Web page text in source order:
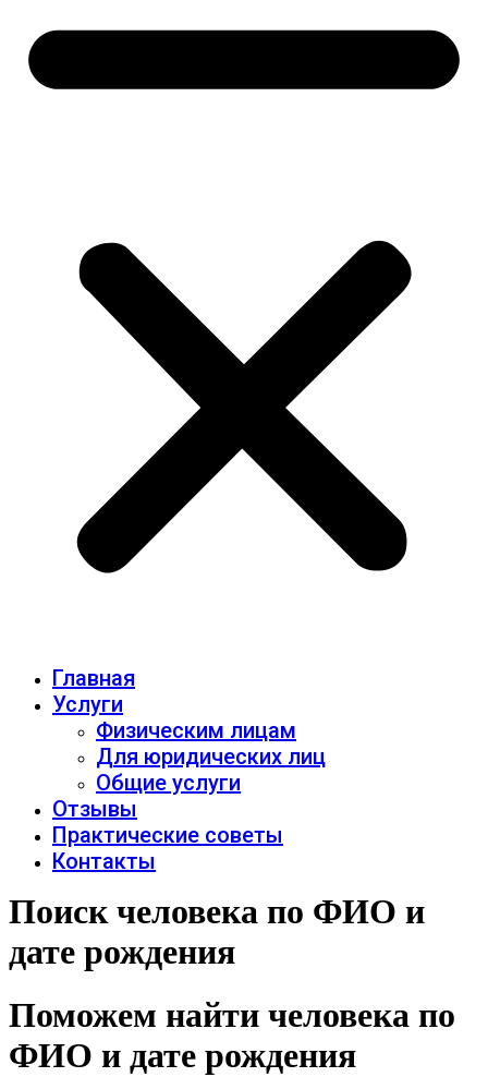
Главная
Услуги
Физическим лицам
Для юридических лиц
Общие услуги
Отзывы
Практические советы
Контакты
Поиск человека по ФИО и
дате рождения
Поможем найти человека по
ФИО и дате рождения